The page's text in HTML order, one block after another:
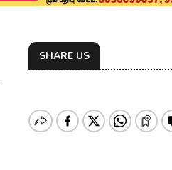
SHARE US